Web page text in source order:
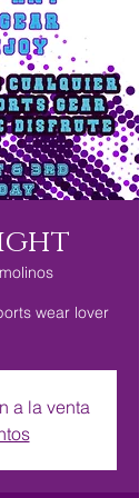
wear lover
a la venta